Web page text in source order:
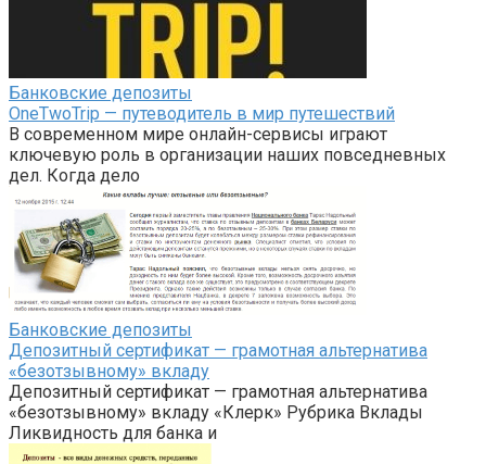
Банковские депозиты
OneTwoTrip — путеводитель в мир путешествий
В современном мире онлайн-сервисы играют
ключевую роль в организации наших повседневных
дел. Когда дело
Банковские депозиты
Депозитный сертификат — грамотная альтернатива
«безотзывному» вкладу
Депозитный сертификат — грамотная альтернатива
«безотзывному» вкладу «Клерк» Рубрика Вклады
Ликвидность для банка и